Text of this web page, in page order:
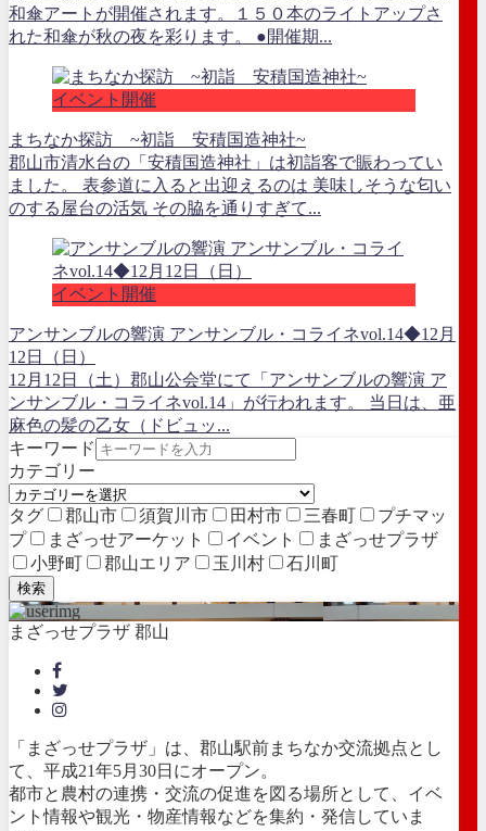
和傘アートが開催されます。１５０本のライトアップさ
れた和傘が秋の夜を彩ります。 ●開催期...
イベント開催
まちなか探訪 ~初詣 安積国造神社~
郡山市清水台の「安積国造神社」は初詣客で賑わってい
ました。 表参道に入ると出迎えるのは 美味しそうな匂い
のする屋台の活気 その脇を通りすぎて...
イベント開催
アンサンブルの響演 アンサンブル・コライネvol.14◆12月
12日（日）
12月12日（土）郡山公会堂にて「アンサンブルの響演 ア
ンサンブル・コライネvol.14」が行われます。 当日は、亜
麻色の髪の乙女（ドビュッ...
キーワード
カテゴリー
タグ 郡山市 須賀川市 田村市 三春町
プチマッ
プ
まざっせアーケット イベント
まざっせプラザ
小野町
郡山エリア 玉川村 石川町
検索
まざっせプラザ 郡山
「まざっせプラザ」は、郡山駅前まちなか交流拠点とし
て、平成21年5月30日にオープン。
都市と農村の連携・交流の促進を図る場所として、イベ
ント情報や観光・物産情報などを集約・発信していま